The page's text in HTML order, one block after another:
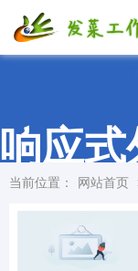
响应
当前位置： 网站首页